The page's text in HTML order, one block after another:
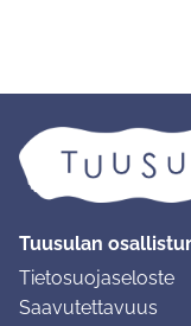
Tuusulan
Tietosuojaseloste
Saavutettavuus